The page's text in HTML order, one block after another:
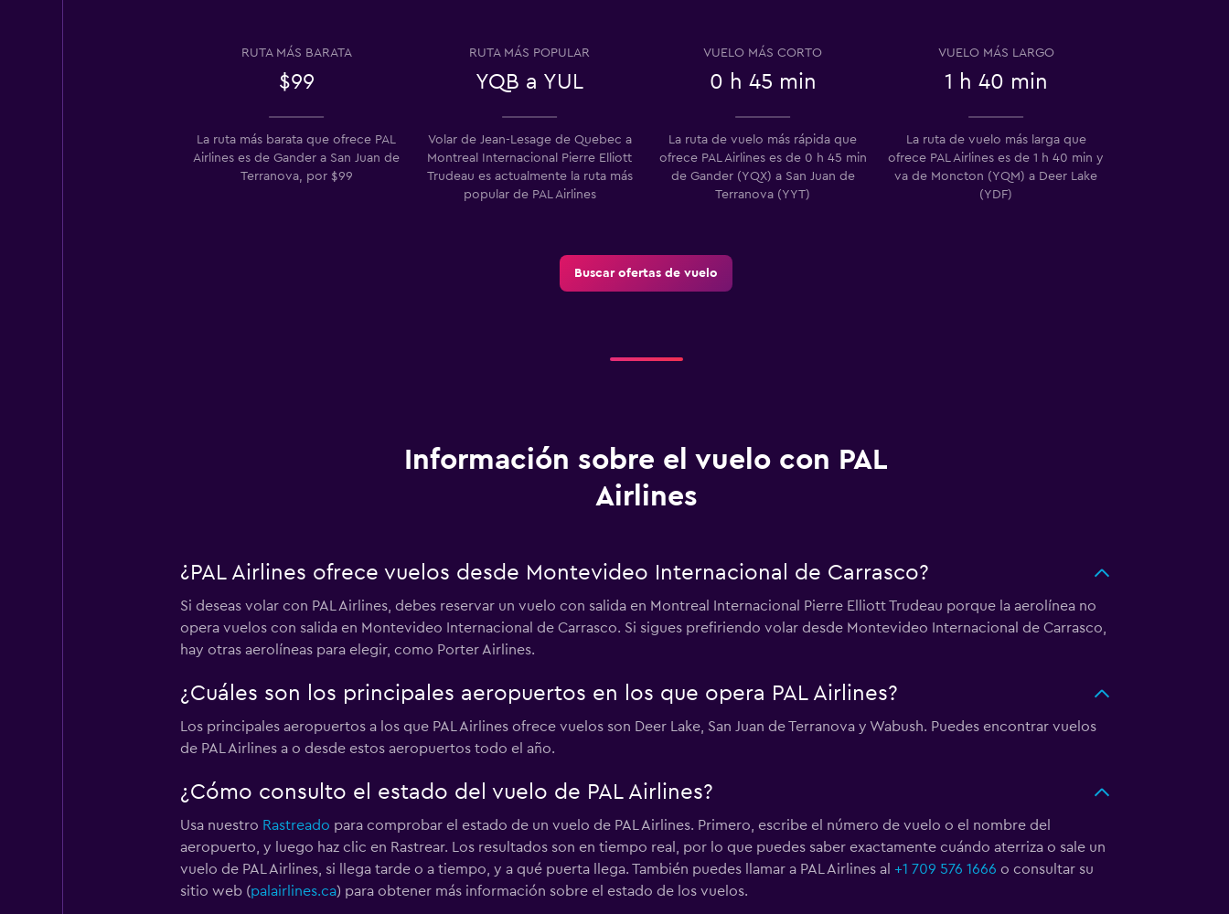
RUTA MÁS BARATA
$99
RUTA MÁS POPULAR
YQB a YUL
VUELO MÁS CORTO
0 h 45 min
VUELO MÁS LARGO
1 h 40 min
La ruta más barata que ofrece PAL
Airlines es de Gander a San Juan de
Terranova, por $99
Volar de Jean-Lesage de Quebec a
Montreal Internacional Pierre Elliott
Trudeau es actualmente la ruta más
popular de PAL Airlines
La ruta de vuelo más rápida que
ofrece PAL Airlines es de 0 h 45 min
de Gander (YQX) a San Juan de
Terranova (YYT)
La ruta de vuelo más larga que
ofrece PAL Airlines es de 1 h 40 min y
va de Moncton (YQM) a Deer Lake
(YDF)
Buscar ofertas de vuelo
Información sobre el vuelo con PAL
Airlines
¿PAL Airlines ofrece vuelos desde Montevideo Internacional de Carrasco?
Si deseas volar con PAL Airlines, debes reservar un vuelo con salida en Montreal Internacional Pierre Elliott Trudeau porque la aerolínea no
opera vuelos con salida en Montevideo Internacional de Carrasco. Si sigues prefiriendo volar desde Montevideo Internacional de Carrasco,
hay otras aerolíneas para elegir, como Porter Airlines.
¿Cuáles son los principales aeropuertos en los que opera PAL Airlines?
Los principales aeropuertos a los que PAL Airlines ofrece vuelos son Deer Lake, San Juan de Terranova y Wabush. Puedes encontrar vuelos
de PAL Airlines a o desde estos aeropuertos todo el año.
¿Cómo consulto el estado del vuelo de PAL Airlines?
Usa nuestro Rastreado para comprobar el estado de un vuelo de PAL Airlines. Primero, escribe el número de vuelo o el nombre del
aeropuerto, y luego haz clic en Rastrear. Los resultados son en tiempo real, por lo que puedes saber exactamente cuándo aterriza o sale un
vuelo de PAL Airlines, si llega tarde o a tiempo, y a qué puerta llega. También puedes llamar a PAL Airlines al +1 709 576 1666 o consultar su
sitio web (palairlines.ca) para obtener más información sobre el estado de los vuelos.